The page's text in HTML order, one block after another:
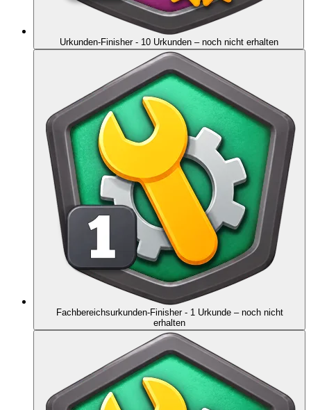
Urkunden-Finisher - 10 Urkunden – noch nicht erhalten
Fachbereichsurkunden-Finisher - 1 Urkunde – noch nicht
erhalten